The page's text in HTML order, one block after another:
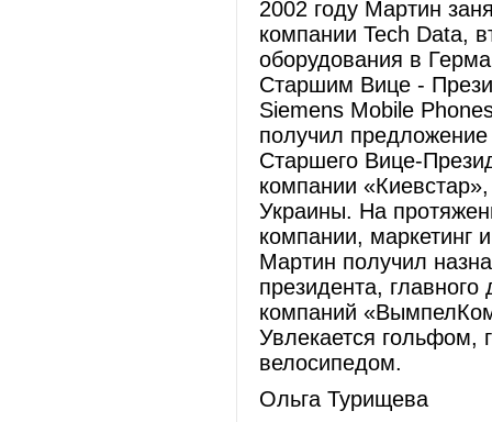
2002 году Мартин
компании Tech Data,
оборудования в
Старшим Вице -
Siemens Mobile
получил
Старшего Вице-
компании
Украины. На
компании, маркетинг
Мартин получил
президента,
компаний
Увлекается
велосипедом.
Ольга Турищева